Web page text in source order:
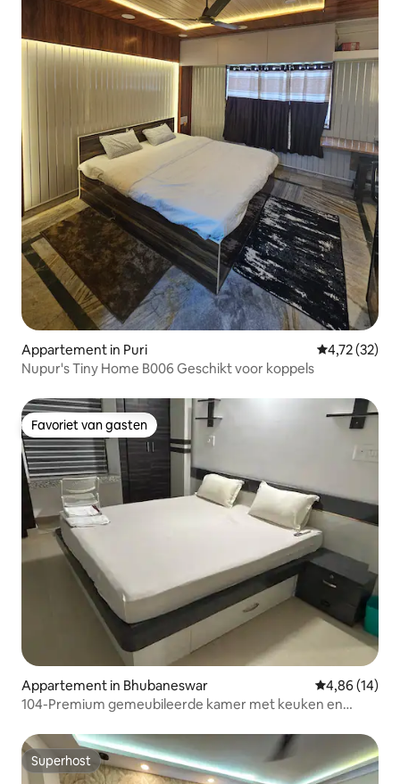
Appartement in Puri Gemiddelde
4,72 (32)
Nupur's Tiny Home B006 Geschikt voor koppels
Favoriet van gasten
Favoriet van gasten
Appartement in Bhubaneswar Gemiddelde
4,86 (14)
104-Premium gemeubileerde kamer met keuken en
Superhost
Superhost